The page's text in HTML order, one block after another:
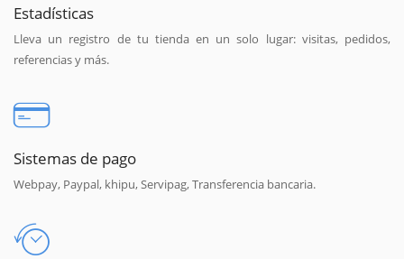
Estadísticas
Lleva un registro de tu tienda en un solo lugar: visitas, pedidos,
referencias y más.
Sistemas de pago
Webpay, Paypal, khipu, Servipag, Transferencia bancaria.